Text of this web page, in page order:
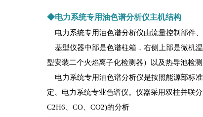
◆电力系统专用油色谱分析仪主机结构
电力系统专用油色谱分析仪由流量控制部件
基型仪器中部是色谱柱箱，右侧上部是微机
型安装二个火焰离子化检测器）以及热导池检
电力系统专用油色谱分析仪是按照能源部标
定、电力系统专业色谱仪。仪器采用双柱并联
C2H6、CO、CO2)的分析